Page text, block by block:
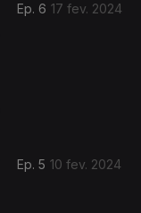
Ep. 6 17 fev. 2024
Ep. 5 10 fev. 2024